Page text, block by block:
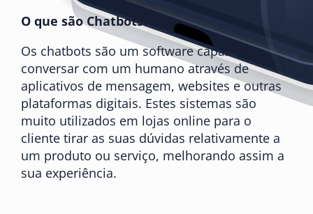
O que são Chatbots?
Os chatbots são um software capaz de
conversar com um humano através de
aplicativos de mensagem, websites e outras
plataformas digitais. Estes sistemas são
muito utilizados em lojas online para o
cliente tirar as suas dúvidas relativamente a
um produto ou serviço, melhorando assim a
sua experiência.